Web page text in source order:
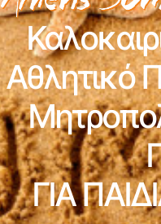
Αθλητικό
ΓΙΑ